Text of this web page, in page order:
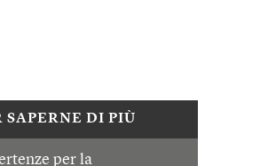
SAPERNE DI PIÙ
per la